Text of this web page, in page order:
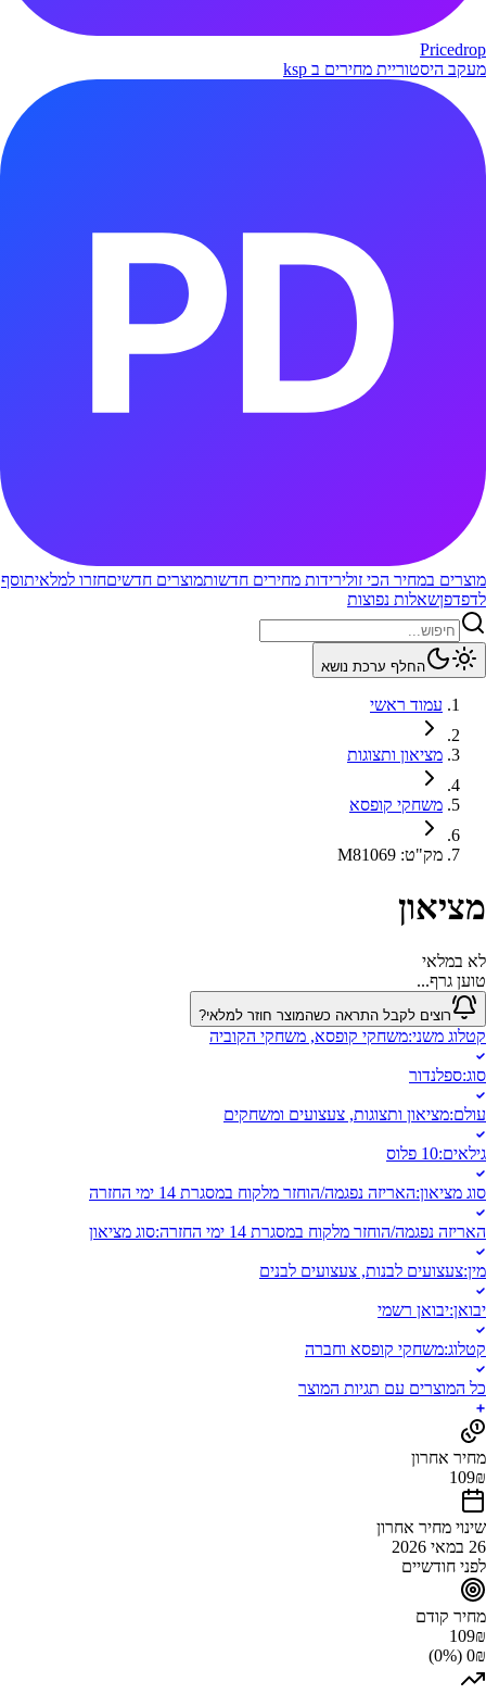
Pricedrop
מעקב היסטוריית מחירים ב ksp
מוצרים במחיר הכי זולירידות מחירים חדשותמוצרים חדשיםחזרו למלאיתוסף
לדפדפןשאלות נפוצות
החלף ערכת נושא
עמוד ראשי
מציאון ותצוגות
משחקי קופסא
מק"ט:
M81069
מציאון
לא במלאי
טוען גרף...
רוצים לקבל התראה כשהמוצר חוזר למלאי?
קטלוג משני:משחקי קופסא, משחקי הקוביה
סוג:ספלנדור
עולם:מציאון ותצוגות, צעצועים ומשחקים
גילאים:10 פלוס
סוג מציאון:האריזה נפגמה/הוחזר מלקוח במסגרת 14 ימי החזרה
האריזה נפגמה/הוחזר מלקוח במסגרת 14 ימי החזרה :סוג מציאון
מין:צעצועים לבנות, צעצועים לבנים
יבואן:יבואן רשמי
קטלוג:משחקי קופסא וחברה
כל המוצרים עם תגיות המוצר
מחיר אחרון
109₪
שינוי מחיר אחרון
26 במאי 2026
לפני חודשיים
מחיר קודם
109₪
0₪ (0%)